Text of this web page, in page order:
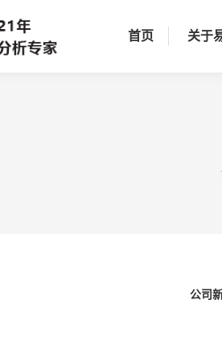
首页 关于
公司